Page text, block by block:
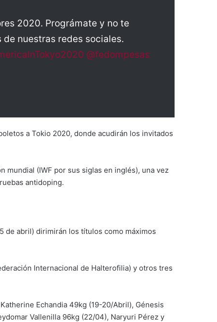
2020. Prográmate y no te
nuestras redes sociales.
@fedompesas
a Tokio 2020, donde acudirán los invitados
mundial (IWF por sus siglas en inglés), una vez
antidoping.
de abril) dirimirán los títulos como máximos
Internacional de Halterofilia) y otros tres
Echandia 49kg (19-20/Abril), Génesis
Vallenilla 96kg (22/04), Naryuri Pérez y